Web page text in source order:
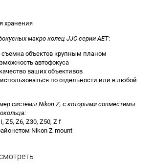
хранения
макро колец JJC серии AET:
съемка объектов крупным планом
автофокуса
ваших объективов
по отдельности или в любой
системы Nikon Z, с которыми совместимы
Z5, Z6, Z30, Z50, Z f
Nikon Z-mount